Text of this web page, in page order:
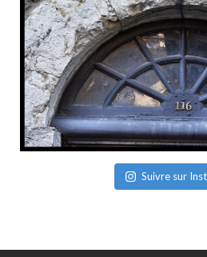
Suivre sur